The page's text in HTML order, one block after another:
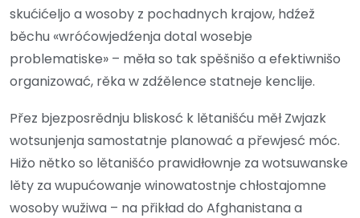
skućićeljo a wosoby z pochadnych krajow, hdźež
běchu «wróćowjedźenja dotal wosebje
problematiske» – měła so tak spěšnišo a efektiwnišo
organizować, rěka w zdźělence statneje kenclije.
Přez bjezposrědnju bliskosć k lětanišću měł Zwjazk
wotsunjenja samostatnje planować a přewjesć móc.
Hižo nětko so lětanišćo prawidłownje za wotsuwanske
lěty za wupućowanje winowatostnje chłostajomne
wosoby wužiwa – na přikład do Afghanistana a